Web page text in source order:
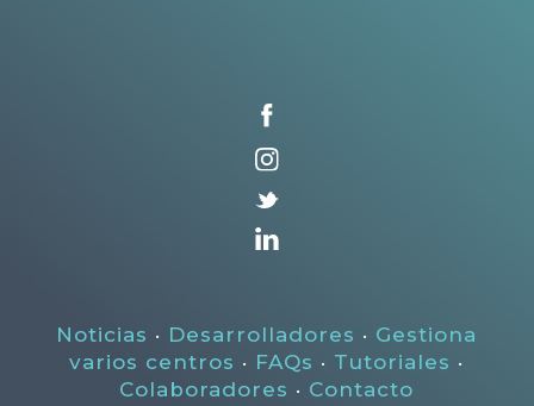
Noticias · Desarrolladores · Gestiona
varios centros · FAQs · Tutoriales ·
Colaboradores · Contacto